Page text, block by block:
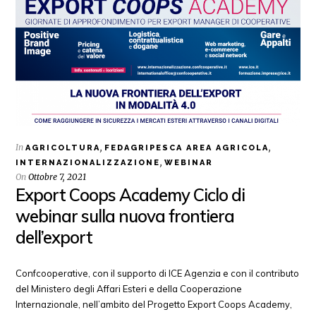
InAGRICOLTURA, FEDAGRIPESCA AREA AGRICOLA,
INTERNAZIONALIZZAZIONE,WEBINAR
OnOttobre 7, 2021
Export Coops Academy Ciclo di
webinar sulla nuova frontiera
dell’export
Confcooperative, con il supporto di ICE Agenzia e con il contributo
del Ministero degli Affari Esteri e della Cooperazione
Internazionale, nell’ambito del Progetto Export Coops Academy,